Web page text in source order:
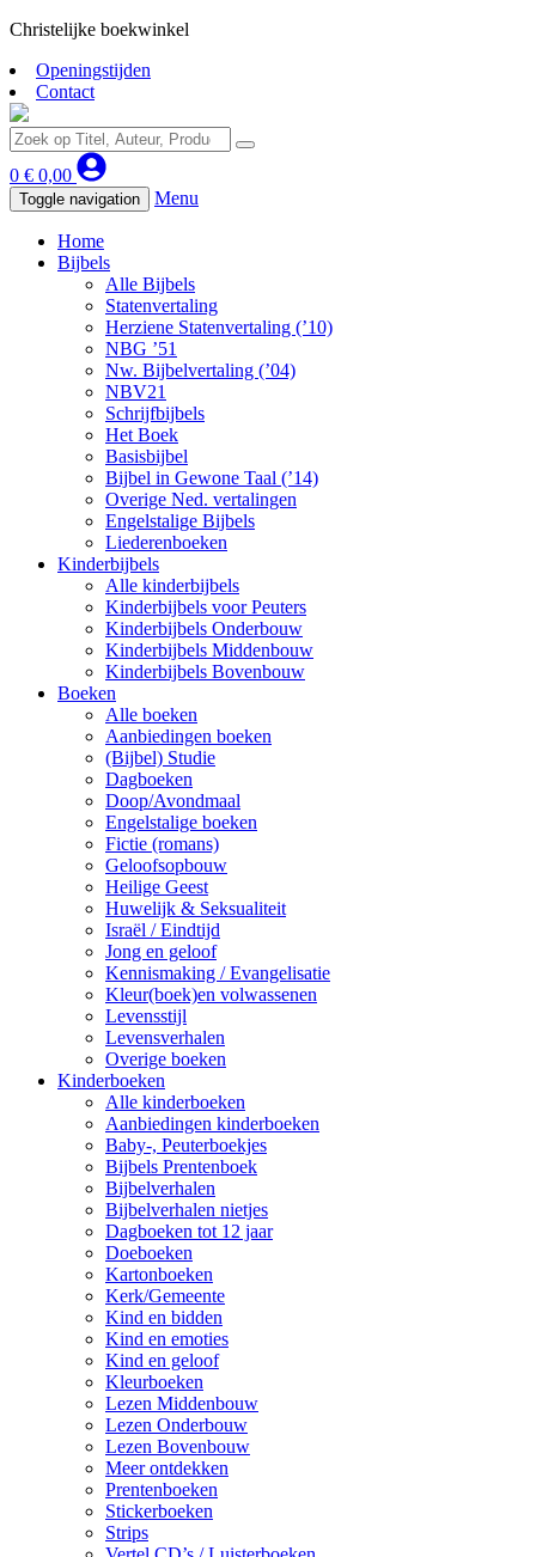
Christelijke boekwinkel
Openingstijden
Contact
0 € 0,00
Toggle navigation Menu
Home
Bijbels
Alle Bijbels
Statenvertaling
Herziene Statenvertaling (’10)
NBG ’51
Nw. Bijbelvertaling (’04)
NBV21
Schrijfbijbels
Het Boek
Basisbijbel
Bijbel in Gewone Taal (’14)
Overige Ned. vertalingen
Engelstalige Bijbels
Liederenboeken
Kinderbijbels
Alle kinderbijbels
Kinderbijbels voor Peuters
Kinderbijbels Onderbouw
Kinderbijbels Middenbouw
Kinderbijbels Bovenbouw
Boeken
Alle boeken
Aanbiedingen boeken
(Bijbel) Studie
Dagboeken
Doop/Avondmaal
Engelstalige boeken
Fictie (romans)
Geloofsopbouw
Heilige Geest
Huwelijk & Seksualiteit
Israël / Eindtijd
Jong en geloof
Kennismaking / Evangelisatie
Kleur(boek)en volwassenen
Levensstijl
Levensverhalen
Overige boeken
Kinderboeken
Alle kinderboeken
Aanbiedingen kinderboeken
Baby-, Peuterboekjes
Bijbels Prentenboek
Bijbelverhalen
Bijbelverhalen nietjes
Dagboeken tot 12 jaar
Doeboeken
Kartonboeken
Kerk/Gemeente
Kind en bidden
Kind en emoties
Kind en geloof
Kleurboeken
Lezen Middenbouw
Lezen Onderbouw
Lezen Bovenbouw
Meer ontdekken
Prentenboeken
Stickerboeken
Strips